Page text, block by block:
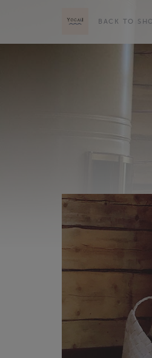
BACK TO